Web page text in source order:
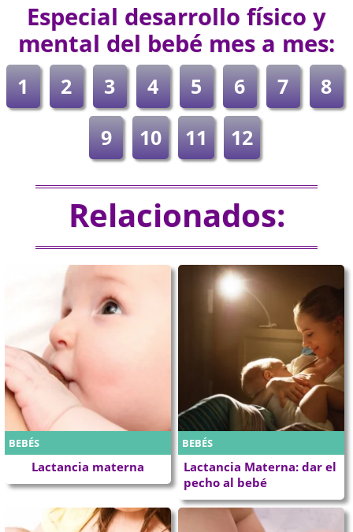
Especial desarrollo físico y
mental del bebé mes a mes:
1 2 3 4 5 6 7
8
9
10 11 12
Relacionados:
BEBÉS
Lactancia materna
BEBÉS
Lactancia Materna: dar el
pecho al bebé